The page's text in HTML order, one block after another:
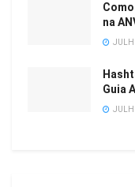
na
Guia